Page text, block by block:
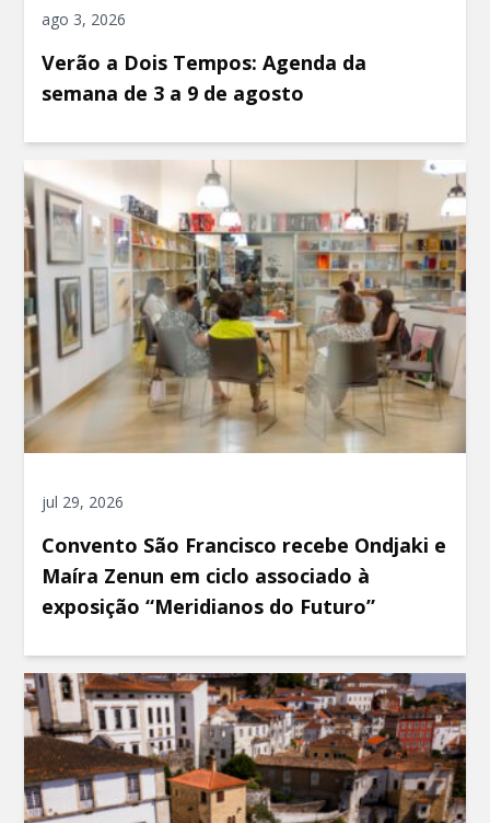
ago 3, 2026
Verão a Dois Tempos: Agenda da
semana de 3 a 9 de agosto
jul 29, 2026
Convento São Francisco recebe Ondjaki e
Maíra Zenun em ciclo associado à
exposição “Meridianos do Futuro”